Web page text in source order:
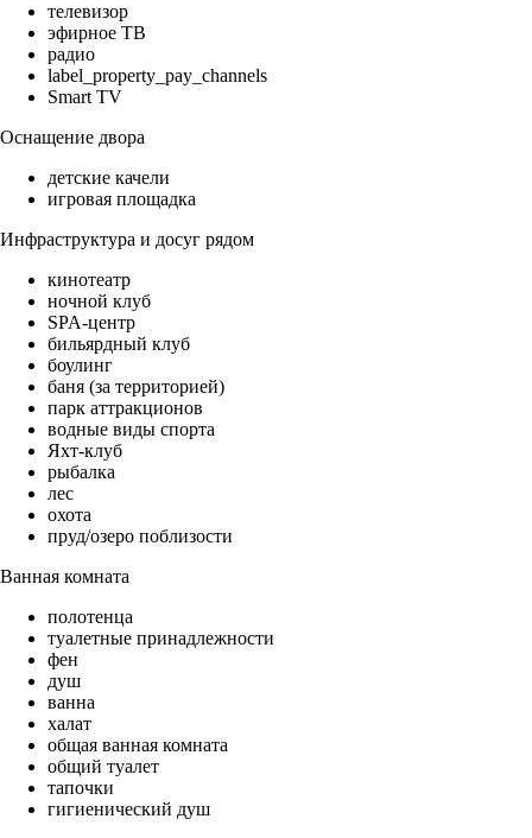
телевизор
эфирное ТВ
радио
label_property_pay_channels
Smart TV
Оснащение двора
детские качели
игровая площадка
Инфраструктура и досуг рядом
кинотеатр
ночной клуб
SPA-центр
бильярдный клуб
боулинг
баня (за территорией)
парк аттракционов
водные виды спорта
Яхт-клуб
рыбалка
лес
охота
пруд/озеро поблизости
Ванная комната
полотенца
туалетные принадлежности
фен
душ
ванна
халат
общая ванная комната
общий туалет
тапочки
гигиенический душ